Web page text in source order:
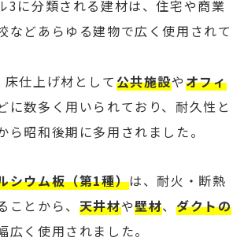
3に分類される建材は、住宅や商業
などあらゆる建物で広く使用されて
床仕上げ材として公共施設やオフィ
に数多く用いられており、耐久性と
ら昭和後期に多用されました。
シウム板（第1種）は、耐火・断熱
とから、 天井材や壁材、ダクトの
広く使用されました。